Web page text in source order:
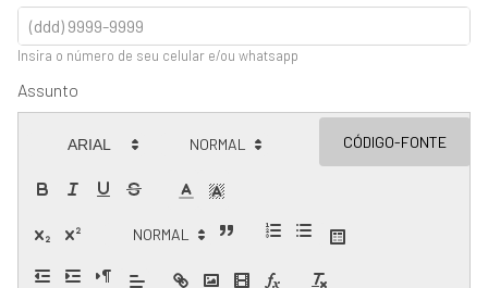
Insira o número de seu celular e/ou whatsapp
Assunto